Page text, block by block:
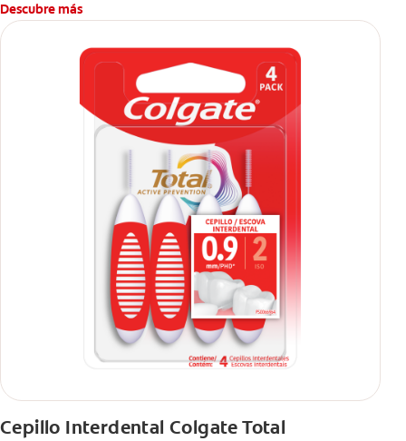
Descubre más
Cepillo Interdental Colgate Total